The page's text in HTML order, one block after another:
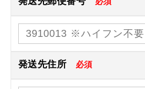
発送先郵便番号 必須
発送先住所 必須